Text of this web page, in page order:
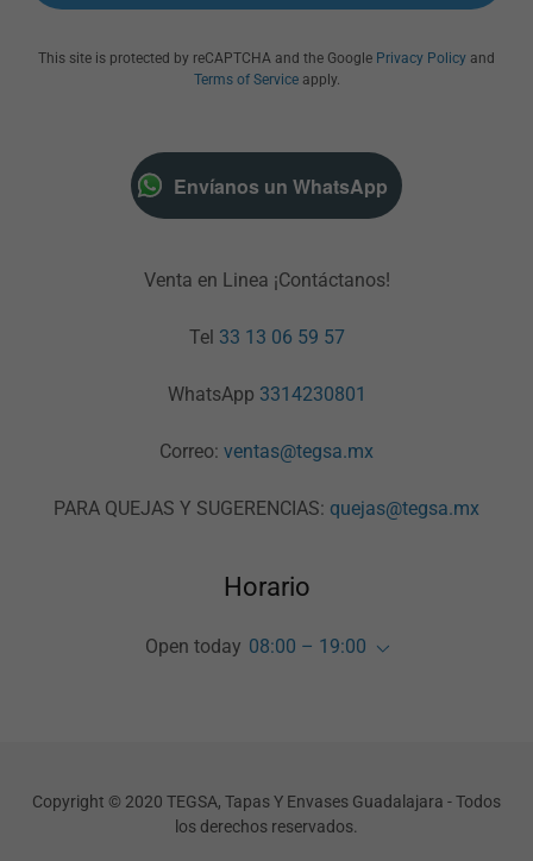
This site is protected by reCAPTCHA and the Google Privacy Policy and
Terms of Serviceapply.
Envíanos un WhatsApp
Venta en Linea ¡Contáctanos!
Tel 33 13 06 59 57
WhatsApp 3314230801
Correo: ventas@tegsa.mx
PARA QUEJAS Y SUGERENCIAS: quejas@tegsa.mx
Horario
Open today 08:00 – 19:00
Copyright © 2020 TEGSA, Tapas Y Envases Guadalajara - Todos
los derechos reservados.